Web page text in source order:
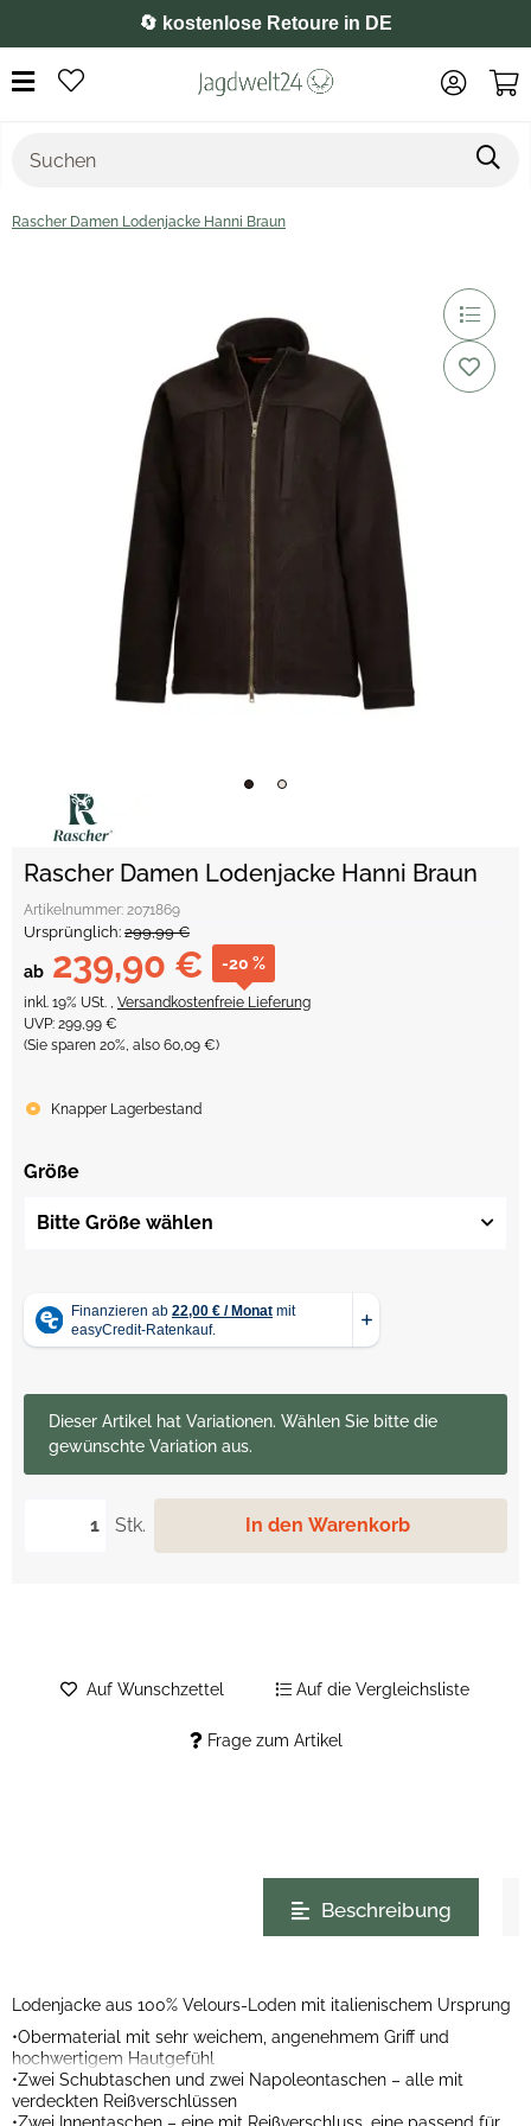
🔄 kostenlose Retoure in DE
Rascher Damen Lodenjacke Hanni Braun
Rascher Damen Lodenjacke Hanni Braun
Artikelnummer: 2071869
Ursprünglich: 299,99 €
ab 239,90 € -20 %
inkl. 19% USt. , Versandkostenfreie Lieferung
UVP: 299,99 €
(Sie sparen 20%, also 60,09 €)
Knapper Lagerbestand
Größe
Bitte Größe wählen
Stk. In den Warenkorb
xDieser Artikel hat Variationen. Wählen Sie bitte die
gewünschte Variation aus.
Frage zum Artikel
Auf Wunschzettel Auf die Vergleichsliste
Beschreibung
Lodenjacke aus 100% Velours-Loden mit italienischem Ursprung
•Obermaterial mit sehr weichem, angenehmem Griff und
hochwertigem Hautgefühl
•Zwei Schubtaschen und zwei Napoleontaschen – alle mit
verdeckten Reißverschlüssen
•Zwei Innentaschen – eine mit Reißverschluss, eine passend für